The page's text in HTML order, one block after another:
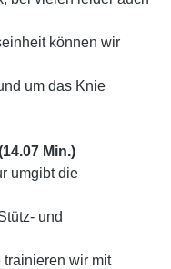
können wir
um das Knie
Min.)
umgibt die
und
wir mit